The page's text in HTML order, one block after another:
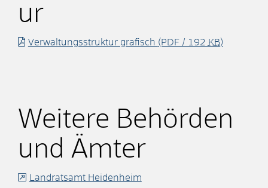
ur
Verwaltungsstruktur grafisch (PDF / 192 KB)
Weitere Behörden
und Ämter
Landratsamt Heidenheim